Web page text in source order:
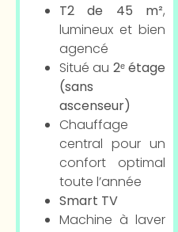
T2 de 45 m²,
lumineux et bien
agencé
Situé au 2ᵉ étage
(sans
ascenseur)
Chauffage
central pour un
confort optimal
toute l’année
Smart TV
Machine à laver